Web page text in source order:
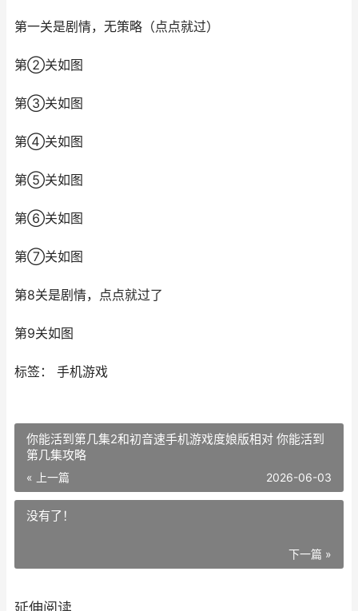
第一关是剧情，无策略（点点就过）
第②关如图
第③关如图
第④关如图
第⑤关如图
第⑥关如图
第⑦关如图
第8关是剧情，点点就过了
第9关如图
标签： 手机游戏
你能活到第几集2和初音速手机游戏度娘版相对 你能活到
第几集攻略
« 上一篇 2026-06-03
没有了！
下一篇 »